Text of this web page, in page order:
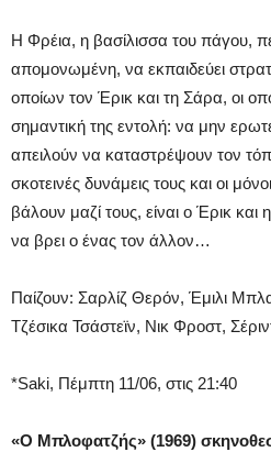
Η Φρέια, η βασίλισσα του πάγου,
απομονωμένη, να εκπαιδεύει
οποίων τον Έρικ και τη Σάρα, οι
σημαντική της εντολή: να μην
απειλούν να καταστρέψουν τον
σκοτεινές δυνάμεις τους και οι
βάλουν μαζί τους, είναι ο Έρικ
να βρει ο ένας τον άλλον…
Παίζουν: Σαρλίζ Θερόν, Έμιλι
Τζέσικα Τσάστεϊν, Νικ Φροστ,
*Saki, Πέμπτη 11/06, στις 21:40
«Ο Μπλοφατζής» (1969)